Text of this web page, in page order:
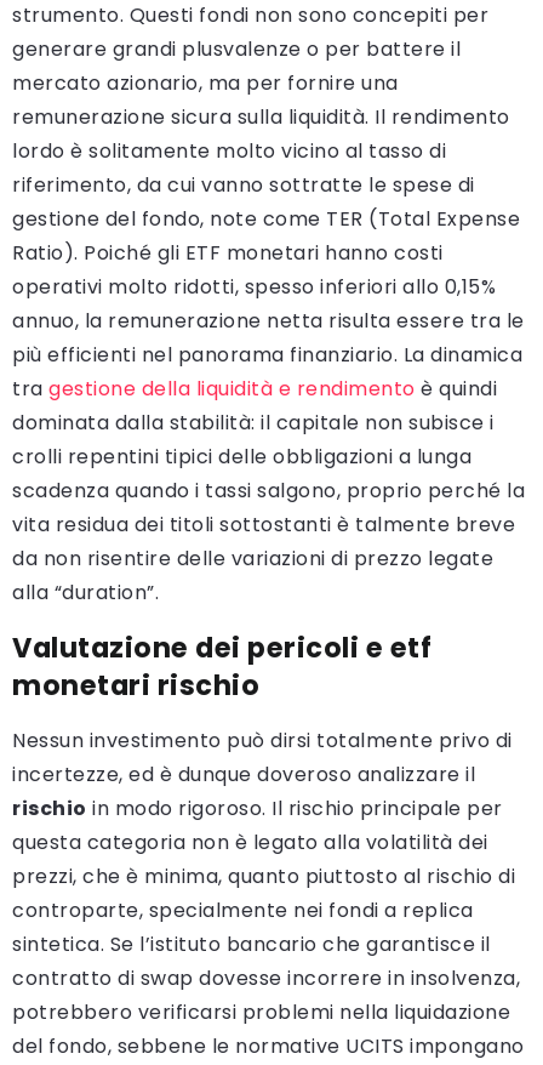
strumento. Questi fondi non sono concepiti per
generare grandi plusvalenze o per battere il
mercato azionario, ma per fornire una
remunerazione sicura sulla liquidità. Il rendimento
lordo è solitamente molto vicino al tasso di
riferimento, da cui vanno sottratte le spese di
gestione del fondo, note come TER (Total Expense
Ratio). Poiché gli ETF monetari hanno costi
operativi molto ridotti, spesso inferiori allo 0,15%
annuo, la remunerazione netta risulta essere tra le
più efficienti nel panorama finanziario. La dinamica
tra gestione della liquidità e rendimento è quindi
dominata dalla stabilità: il capitale non subisce i
crolli repentini tipici delle obbligazioni a lunga
scadenza quando i tassi salgono, proprio perché la
vita residua dei titoli sottostanti è talmente breve
da non risentire delle variazioni di prezzo legate
alla “duration”.
Valutazione dei pericoli e etf
monetari rischio
Nessun investimento può dirsi totalmente privo di
incertezze, ed è dunque doveroso analizzare il
rischio in modo rigoroso. Il rischio principale per
questa categoria non è legato alla volatilità dei
prezzi, che è minima, quanto piuttosto al rischio di
controparte, specialmente nei fondi a replica
sintetica. Se l’istituto bancario che garantisce il
contratto di swap dovesse incorrere in insolvenza,
potrebbero verificarsi problemi nella liquidazione
del fondo, sebbene le normative UCITS impongano